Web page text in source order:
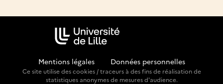
Mentions légales Données personnelles
Ce site utilise des cookies / traceurs à des fins de réalisation de
statistiques anonymes de mesures d'audience.